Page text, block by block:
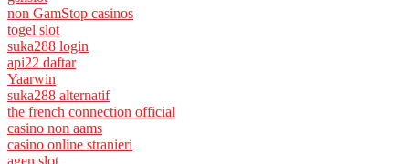
non GamStop casinos
togel slot
suka288 login
api22 daftar
Yaarwin
suka288 alternatif
the french connection official
casino non aams
casino online stranieri